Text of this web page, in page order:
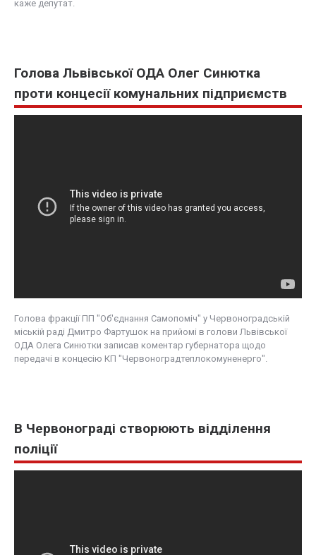
каже депутат.
Голова Львівської ОДА Олег Синютка
проти концесії комунальних підприємств
Голова фракції ПП "Об'єднання Самопоміч" у Червоноградській
міській раді Дмитро Фартушок на прийомі в голови Львівської
ОДА Олега Синютки записав коментар губернатора щодо
передачі в концесію КП "Червоноградтеплокомуненерго".
В Червонограді створюють відділення
поліції